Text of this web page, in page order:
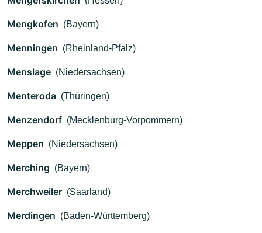
Mengkofen (Bayern)
Menningen (Rheinland-Pfalz)
Menslage (Niedersachsen)
Menteroda (Thüringen)
Menzendorf (Mecklenburg-Vorpommern)
Meppen (Niedersachsen)
Merching (Bayern)
Merchweiler (Saarland)
Merdingen (Baden-Württemberg)